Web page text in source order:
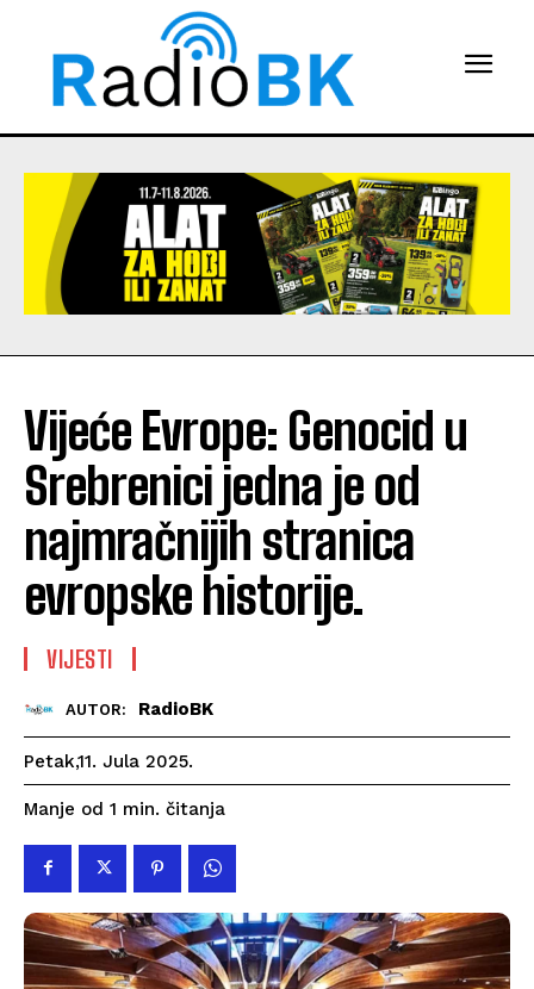
Vijeće Evrope: Genocid u
Srebrenici jedna je od
najmračnijih stranica
evropske historije.
VIJESTI
AUTOR: RadioBK
Petak,11. Jula 2025.
Manje od 1 min. čitanja